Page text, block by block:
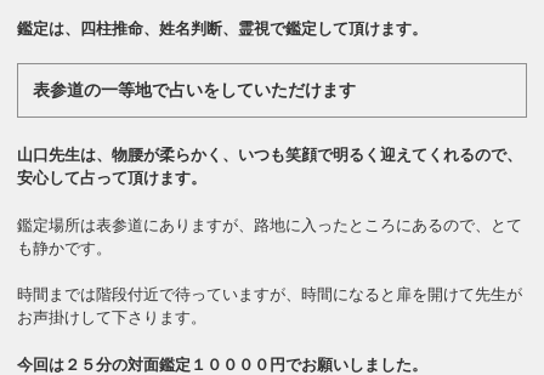
鑑定は、四柱推命、姓名判断、霊視で鑑定して頂けます。
表参道の一等地で占いをしていただけます
山口先生は、物腰が柔らかく、いつも笑顔で明るく迎えてくれるので、
安心して占って頂けます。
鑑定場所は表参道にありますが、路地に入ったところにあるので、とて
も静かです。
時間までは階段付近で待っていますが、時間になると扉を開けて先生が
お声掛けして下さります。
今回は２５分の対面鑑定１００００円でお願いしました。